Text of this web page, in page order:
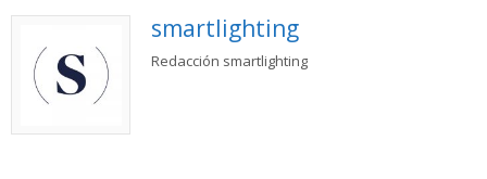
smartlighting
Redacción smartlighting